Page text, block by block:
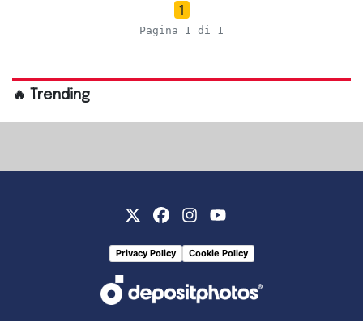
1
Pagina 1 di 1
🔥 Trending
Privacy Policy Cookie Policy